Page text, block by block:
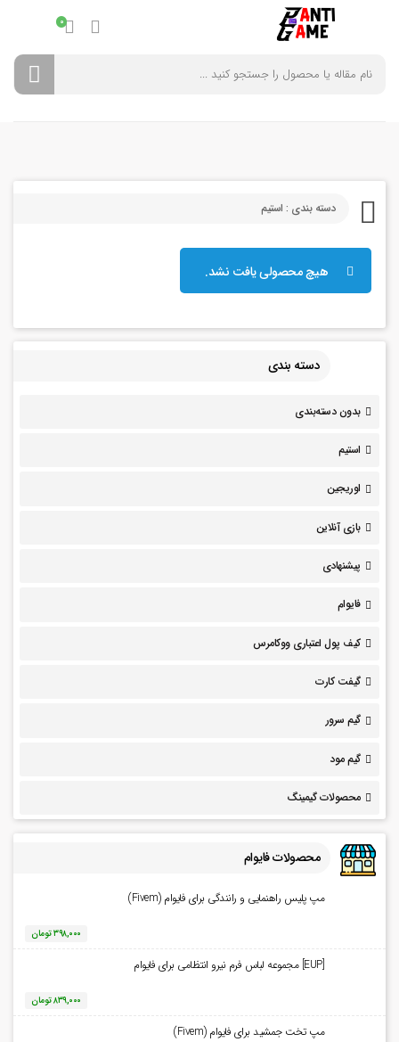
0
دسته بندی : استیم
هیچ محصولی یافت نشد.
دسته بندی
بدون دسته‌بندی
استیم
اوریجین
بازی آنلاین
پیشنهادی
فایوام
کیف پول اعتباری ووکامرس
گیفت کارت
گیم سرور
گیم مود
محصولات گیمینگ
محصولات فایوام
مپ پلیس راهنمایی و رانندگی برای فایوام (Fivem)
۳۹۸,۰۰۰تومان
[EUP] مجموعه لباس فرم نیرو انتظامی برای فایوام
۸۳۹,۰۰۰تومان
مپ تخت جمشید برای فایوام (Fivem)